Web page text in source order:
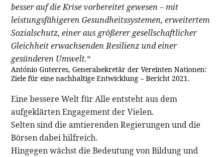
besser auf die Krise vorbereitet gewesen – mit
leistungsfähigeren Gesundheitssystemen, erweitertem
Sozialschutz, einer aus größerer gesellschaftlicher
Gleichheit erwachsenden Resilienz und einer
gesünderen Umwelt.“
António Guterres, Generalsekretär der Vereinten Nationen:
Ziele für eine nachhaltige Entwicklung – Bericht 2021.
Eine bessere Welt für Alle entsteht aus dem
aufgeklärten Engagement der Vielen.
Selten sind die amtierenden Regierungen und die
Börsen dabei hilfreich.
Hingegen wächst die Bedeutung von Bildung und